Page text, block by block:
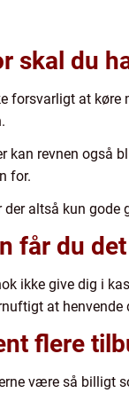
skal du
forsvarligt at køre
kan revnen også
for.
der altså kun gode
får du
ikke give dig i
at henvende
flere
være så billigt